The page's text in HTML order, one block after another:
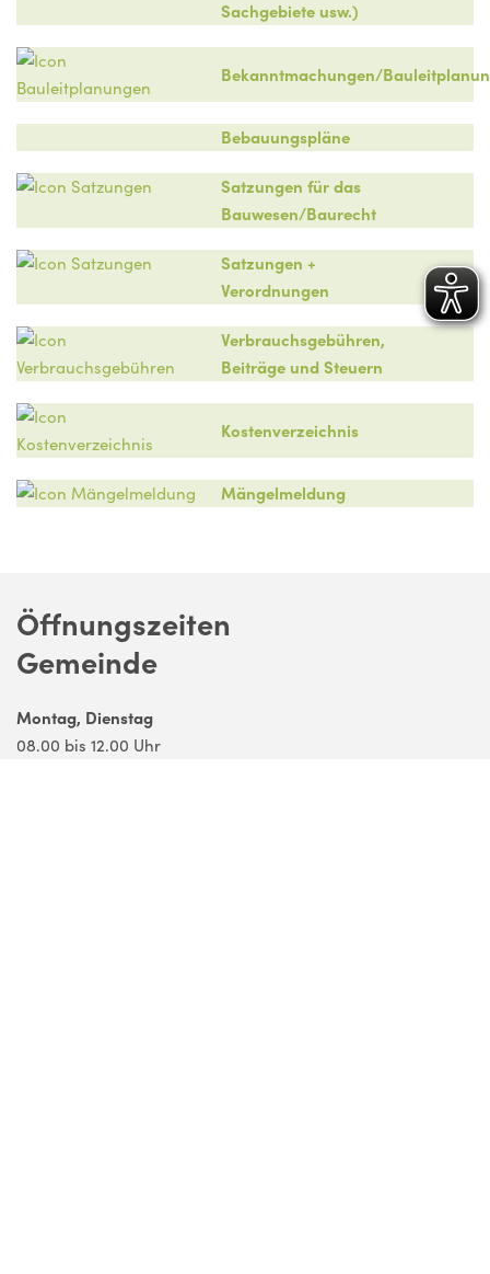
Sachgebiete usw.)
Bekanntmachungen/
Bebauungspläne
Satzungen für das
Bauwesen/Baurecht
Satzungen +
Verordnungen
Verbrauchsgebühren,
Beiträge und Steuern
Kostenverzeichnis
Mängelmeldung
Öffnungszeiten
Gemeinde
Montag, Dienstag
08.00 bis 12.00 Uhr